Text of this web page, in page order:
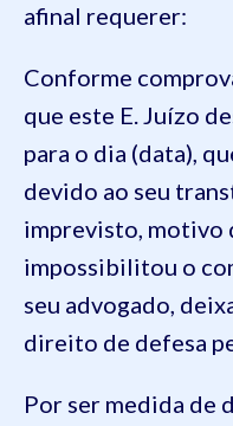
afinal requerer:
Conforme
que este E. Juízo
para o dia (data),
devido ao seu
imprevisto, motivo
impossibilitou o
seu advogado,
direito de defesa
Por ser medida de